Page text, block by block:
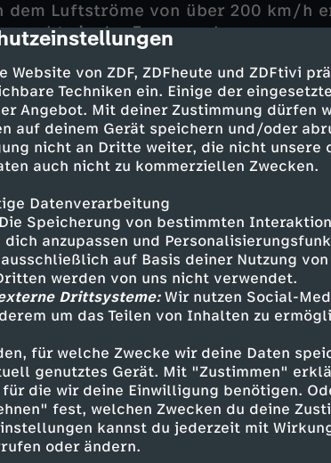
Website von ZDF, ZDFheute und ZDFtivi
Techniken ein. Einige der
Angebot. Mit deiner Zustimmung dürfen
auf deinem Gerät speichern und/oder
nicht an Dritte weiter, die nicht unsere
auch nicht zu kommerziellen Zwecken.
Datenverarbeitung
Speicherung von bestimmten
dich anzupassen und
auf Basis deiner Nutzung von
werden von uns nicht verwendet.
Drittsysteme:Wir nutzen Social-
um das Teilen von Inhalten zu
für welche Zwecke wir deine Daten
genutztes Gerät. Mit "Zustimmen"
die wir deine Einwilligung benötigen.
fest, welchen Zwecken du deine
kannst du jederzeit mit
oder ändern.
dem Luftströme von über 200 km/h
geht sie der Frage nach, warum
bleiben kann, ohne abzuheben.
superstark unterwegs: Warum
ohne abzustürzen, gilt es für die
und Baden-Württemberg
Inhalte entdecken
Show knifflig Untertitel
als Rateteam!
von “1, 2 oder 3” und wollt selbst Teil der
Wir suchen Rateteams aus ganz